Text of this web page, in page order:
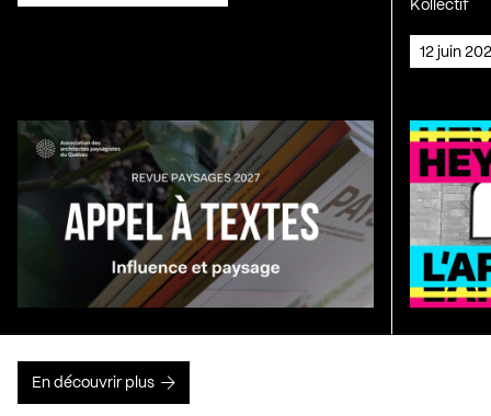
Kollectif
12 juin
En découvrir plus